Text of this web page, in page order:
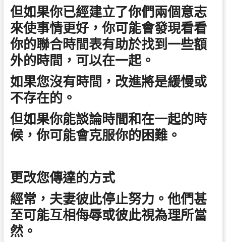
但如果你已經建立了你們兩個意志
來使事情更好，你可能會發現看看
你的聯合時間表有助於找到一些額
外的時間，可以在一起。
如果您沒有時間，改進將是緩慢或
不存在的。
但如果你能談論時間和在一起的時
候，你可能會克服你的困難。
更改您傳達的方式
經常，夫妻彼此停止努力。他們甚
至可能互相侮辱或彼此視為理所當
然。